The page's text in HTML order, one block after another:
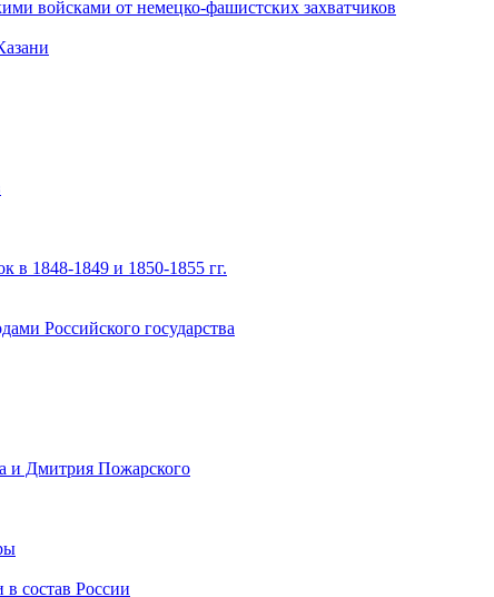
войсками от немецко-фашистских захватчиков
в 1848-1849 и 1850-1855 гг.
Российского государства
и Дмитрия Пожарского
состав России